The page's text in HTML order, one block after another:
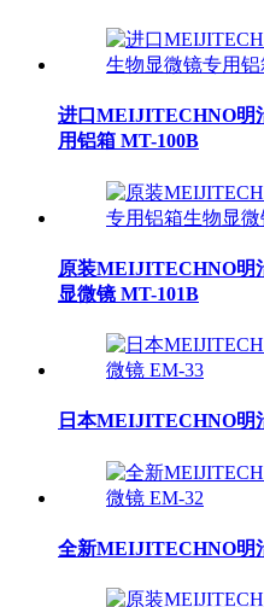
进口MEIJITECHNO明
用铝箱 MT-100B
原装MEIJITECHNO明
显微镜 MT-101B
日本MEIJITECHNO明
全新MEIJITECHNO明